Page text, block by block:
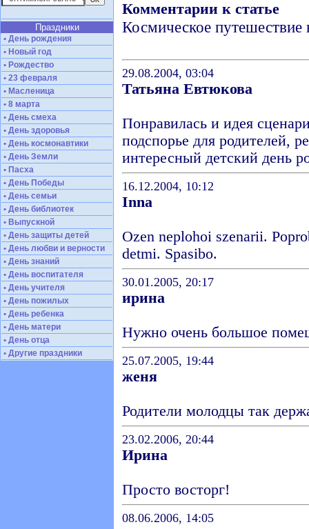
Праздники
• День рождения
• Новый год
• Рождество
• 23 февраля
• Масленица
• 8 марта
• День смеха
• День здоровья
• День космонавтики
• День Земли
• Пасха
• День Победы
• День семьи
• День библиотек
• Выпускной
• День защиты детей
• День любви и верности
• День знаний
• День воспитателя
• День учителя
• День пожилых
• День ребенка
• День матери
• День отца
• Другие праздники
Комментарии к статье
Космическое путешествие
29.08.2004, 03:04
Татьяна Евтюкова
Понравилась и идея
подспорье для родителей,
интересный детский день
16.12.2004, 10:12
Inna
Ozen neplohoi szenarii.
detmi. Spasibo.
30.01.2005, 20:17
ирина
Нужно очень большое
25.07.2005, 19:44
женя
Родители молодцы так
23.02.2006, 20:44
Ирина
Просто восторг!
08.06.2006, 14:05